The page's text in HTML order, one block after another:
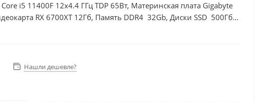
i5 11400F 12x4.4 ГГц TDP 65Вт, Материнская плата Gigabyte
RX 6700XT 12Гб, Память DDR4 32Gb, Диски SSD 500Гб +
Нашли дешевле?